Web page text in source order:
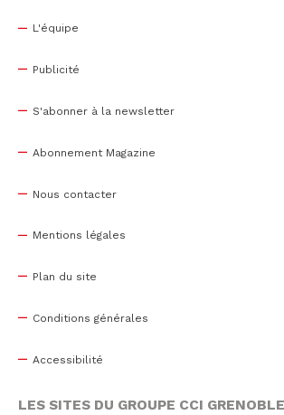
L'équipe
Publicité
S'abonner à la newsletter
Abonnement Magazine
Nous contacter
Mentions légales
Plan du site
Conditions générales
Accessibilité
LES SITES DU GROUPE CCI GRENOBLE